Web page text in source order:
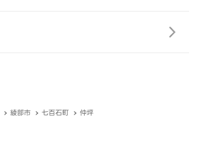
綾部市 七百石町 仲坪